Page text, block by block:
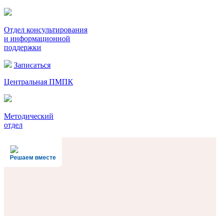
Отдел консультирования
и информационной
поддержки
Записаться
Центральная ПМПК
Методический
отдел
Решаем вместе